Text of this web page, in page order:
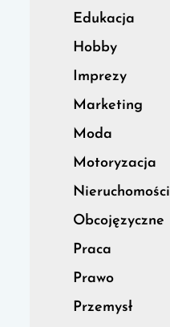
Edukacja
Hobby
Imprezy
Marketing
Moda
Motoryzacja
Nieruchomości
Obcojęzyczne
Praca
Prawo
Przemysł